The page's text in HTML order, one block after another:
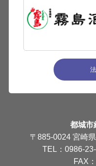
都城市
〒885-0024 宮崎
TEL：0986-
FAX